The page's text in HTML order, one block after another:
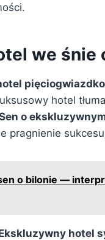
we śnie
hotel
o
pragnienie
o bilonie —
hotel